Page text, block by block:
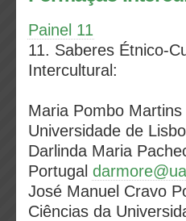
Painel 11
11. Saberes Étnico-
Intercultural:
Maria Pombo
Universidade de
Darlinda Maria
Portugal
José Manuel Cravo
Ciências da